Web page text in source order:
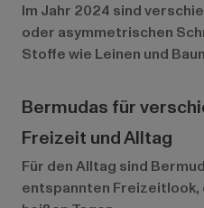
Im Jahr 2024 sind
oder asymmetrischen
Stoffe wie Leinen und
Bermudas für
Freizeit und Alltag
Für den Alltag sind
entspannten Freizeitlook,